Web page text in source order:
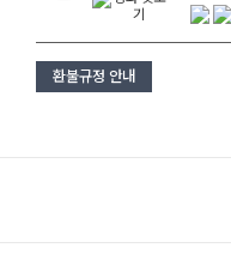
환불규정 안내